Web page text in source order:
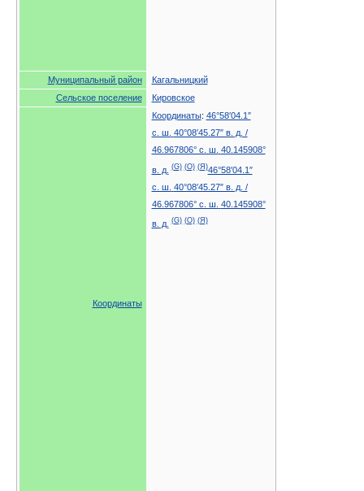
Муниципальный район
Кагальницкий
Сельское поселение
Кировское
Координаты
Координаты: 46°58′04.1″
с. ш. 40°08′45.27″ в. д. /
46.967806° с. ш. 40.145908°
в. д. (G) (O) (Я)46°58′04.1″
с. ш. 40°08′45.27″ в. д. /
46.967806° с. ш. 40.145908°
в. д. (G) (O) (Я)